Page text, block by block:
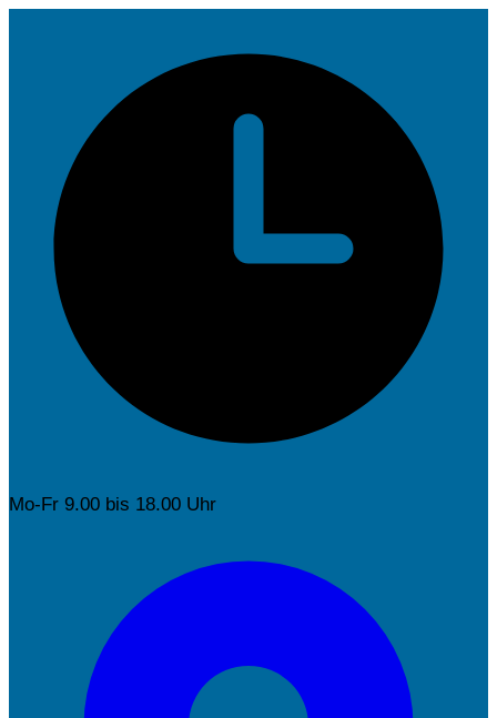
Mo-Fr 9.00 bis 18.00 Uhr